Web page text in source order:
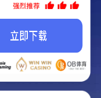
超标、流量超标、域
。